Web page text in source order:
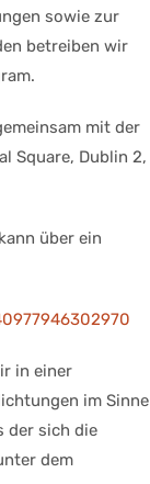
sowie zur
betreiben wir
mit der
Square, Dublin 2,
über ein
in einer
im Sinne
der sich die
dem